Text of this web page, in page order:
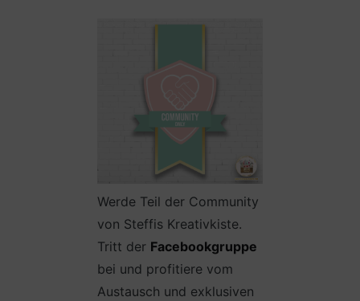
Werde Teil der Community
von Steffis Kreativkiste.
Tritt der Facebookgruppe
bei und profitiere vom
Austausch und exklusiven